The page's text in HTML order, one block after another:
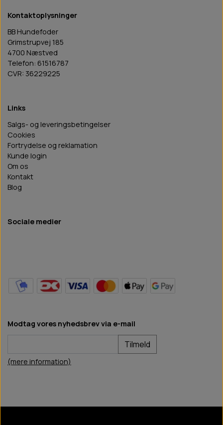
Kontaktoplysninger
BB Hundefoder
Grimstrupvej 185
4700 Næstved
Telefon: 61516787
CVR: 36229225
Links
Salgs- og leveringsbetingelser
Cookies
Fortrydelse og reklamation
Kunde login
Om os
Kontakt
Blog
Sociale medier
Modtag vores nyhedsbrev via e-mail
Tilmeld
(mere information)